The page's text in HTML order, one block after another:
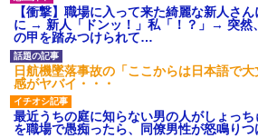
中途採用のAが部長から呼び出された。A
ていき、1時間後に号泣しながら出てきて…
「パワハラを受けたから思い切って転職し
ら、速攻でパワハラかました元上司がLINE
【衝撃】職場に入って来た綺麗な新人さ
に → 新人「ドンッ！」私「！？」→ 突然
の甲を踏みつけられて…
日航機墜落事故の「ここからは日本語で
感がヤバイ・・・
最近うちの庭に知らない男の人がしょっ
を職場で愚痴ったら、同僚男性が怒鳴りつ